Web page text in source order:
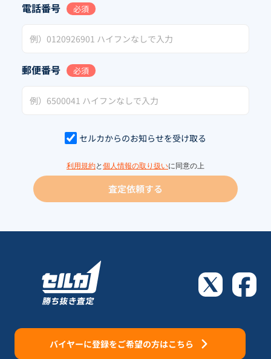
電話番号 必須
郵便番号 必須
セルカからのお知らせを受け取る
利用規約と 個人情報の取り扱いに同意の上
査定依頼する
バイヤーに登録をご希望の方はこちら